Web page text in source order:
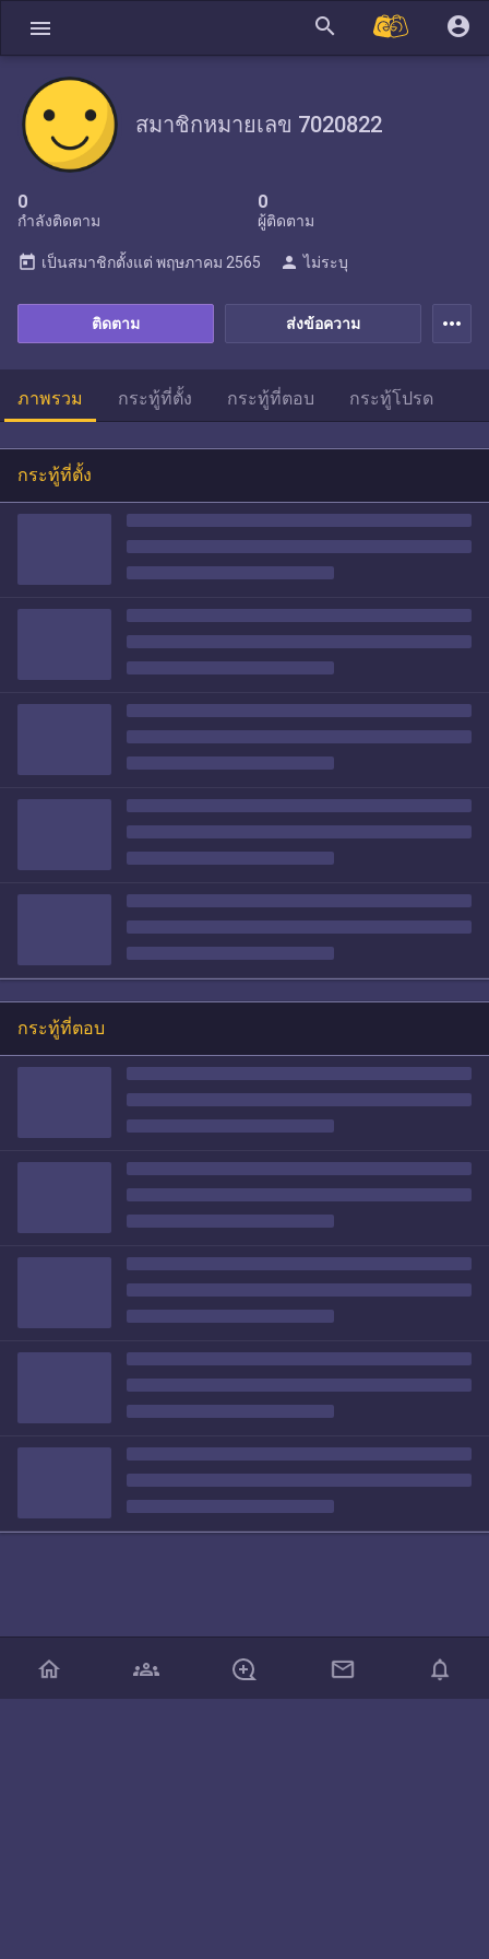
menu search account_circle
สมาชิกหมายเลข 7020822
0
กำลังติดตาม
0
ผู้ติดตาม
ส่งข้อความ
ติดตาม
today เป็นสมาชิกตั้งแต่ พฤษภาคม 2565 person ไม่ระบุ
more_horiz
ภาพรวม กระทู้ที่ตั้ง กระทู้ที่ตอบ กระทู้โปรด
กระทู้ที่ตั้ง
กระทู้ที่ตอบ